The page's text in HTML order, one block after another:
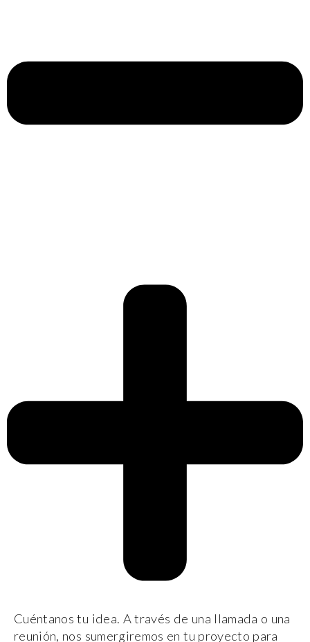
Cuéntanos tu idea. A través de una llamada o una
reunión, nos sumergiremos en tu proyecto para